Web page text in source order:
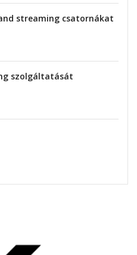
streaming csatornákat
szolgáltatását